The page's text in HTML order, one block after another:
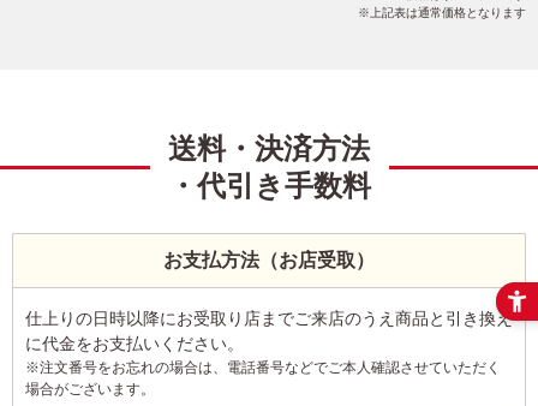
上記表は通常価格となります
送料・決済方法
・代引き手数料
お支払方法（お店受取）
仕上りの日時以降にお受取り店までご来店のうえ商品と引き換え
に代金をお支払いください。
※注文番号をお忘れの場合は、電話番号などでご本人確認させていただく
場合がございます。